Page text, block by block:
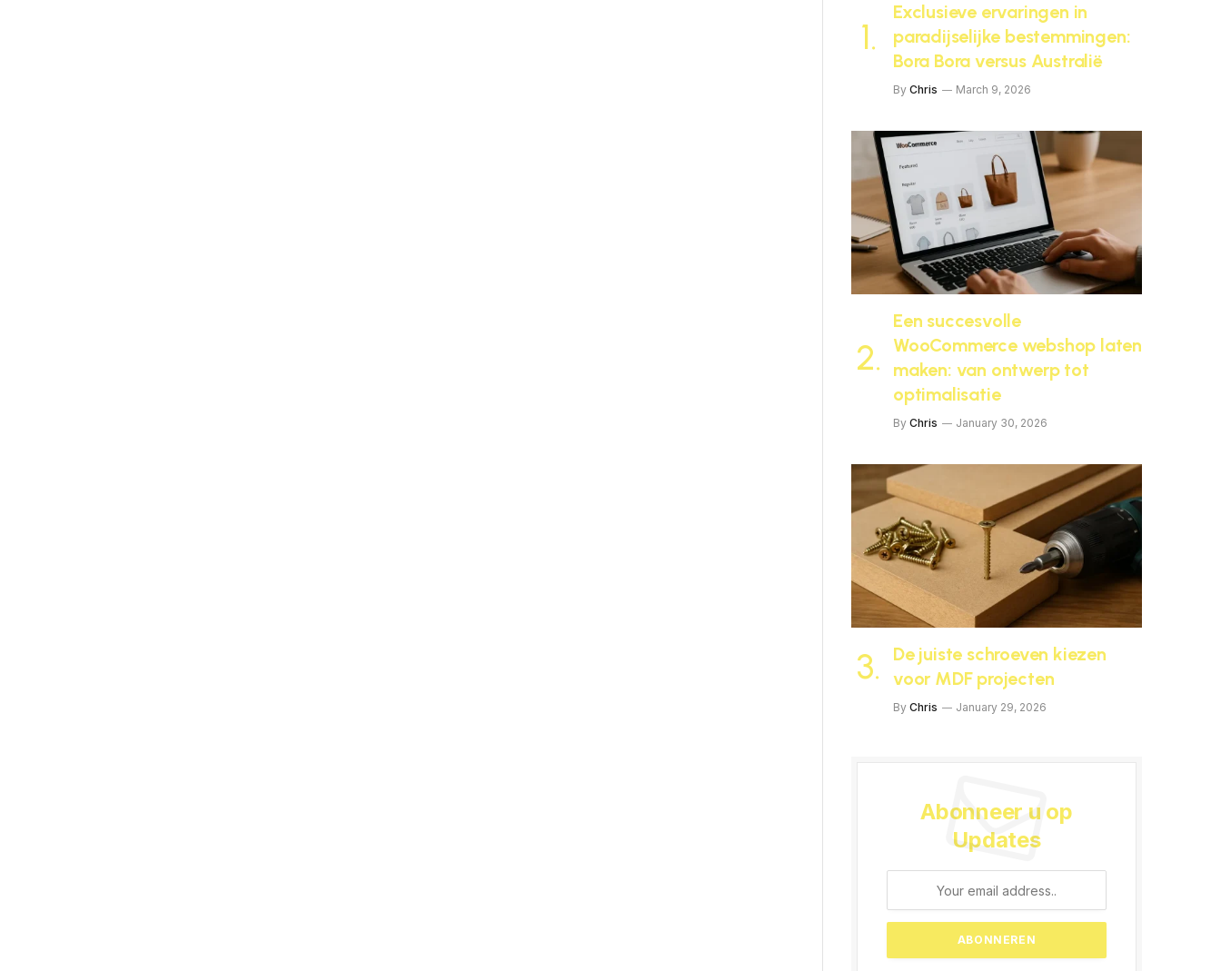
Exclusieve ervaringen in
paradijselijke bestemmingen:
Bora Bora versus Australië
By Chris March 9, 2026
Een succesvolle
WooCommerce webshop laten
maken: van ontwerp tot
optimalisatie
By Chris January 30, 2026
De juiste schroeven kiezen
voor MDF projecten
By Chris January 29, 2026
Abonneer u op
Updates